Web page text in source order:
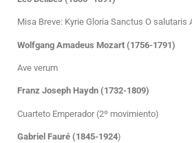
Misa Breve: Kyrie Gloria Sanctus O salutaris
Wolfgang Amadeus Mozart (1756-1791)
Ave verum
Franz Joseph Haydn (1732-1809)
Cuarteto Emperador (2º movimiento)
Gabriel Fauré (1845-1924)